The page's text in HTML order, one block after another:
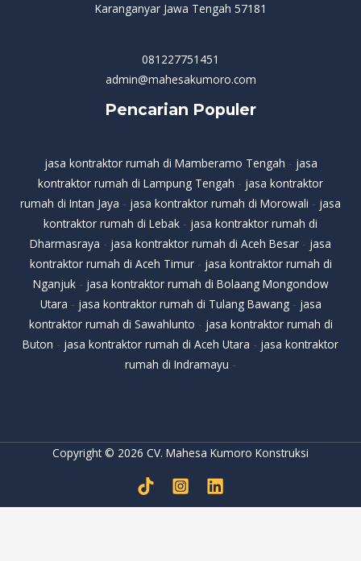
Karanganyar Jawa Tengah 57181
081227751451
admin@mahesakumoro.com
Pencarian Populer
jasa kontraktor rumah di Mamberamo Tengah - jasa
kontraktor rumah di Lampung Tengah - jasa kontraktor
rumah di Intan Jaya - jasa kontraktor rumah di Morowali - jasa
kontraktor rumah di Lebak - jasa kontraktor rumah di
Dharmasraya - jasa kontraktor rumah di Aceh Besar - jasa
kontraktor rumah di Aceh Timur- jasa kontraktor rumah di
Nganjuk- jasa kontraktor rumah di Bolaang Mongondow
Utara - jasa kontraktor rumah di Tulang Bawang- jasa
kontraktor rumah di Sawahlunto - jasa kontraktor rumah di
Buton - jasa kontraktor rumah di Aceh Utara - jasa kontraktor
rumah di Indramayu -
Copyright © 2026 CV. Mahesa Kumoro Konstruksi